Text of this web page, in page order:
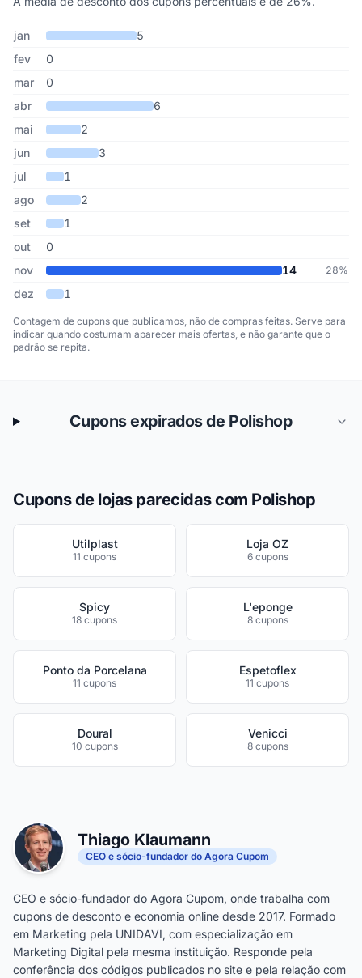
Cupons de Polishop publicados por mês, somando os últimos 9
Mês Cupons publicados
jan
5
fev
0
mar
0
abr
6
mai
2
jun
3
jul
1
ago
2
set
1
out
0
nov
14 28%
dez 1
Contagem de cupons que publicamos, não de compras feitas. Serve para
indicar quando costumam aparecer mais ofertas, e não garante que o
padrão se repita.
Cupons expirados de Polishop
Cupons de lojas parecidas com Polishop
Utilplast
11 cupons
Loja OZ
6 cupons
Spicy
18 cupons
L'eponge
8 cupons
Ponto da Porcelana
11 cupons
Espetoflex
11 cupons
Doural
10 cupons
Venicci
8 cupons
Thiago Klaumann
CEO e sócio-fundador do Agora Cupom
CEO e sócio-fundador do Agora Cupom, onde trabalha com
cupons de desconto e economia online desde 2017. Formado
em Marketing pela UNIDAVI, com especialização em
Marketing Digital pela mesma instituição. Responde pela
conferência dos códigos publicados no site e pela relação com